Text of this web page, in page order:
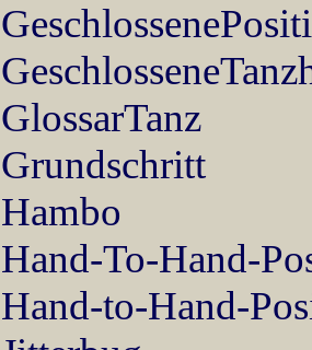
GlossarTanz
Grundschritt
Hambo
Hand-To-Hand-
Hand-to-Hand-